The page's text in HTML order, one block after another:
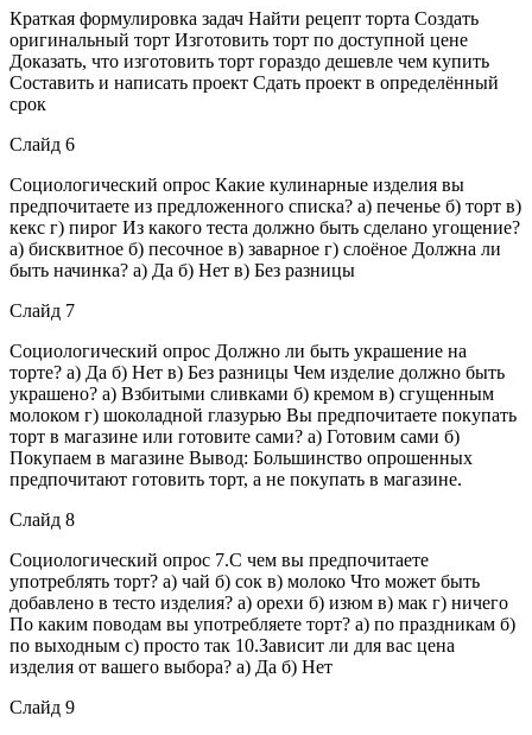
Краткая формулировка задач Найти рецепт торта Создать
оригинальный торт Изготовить торт по доступной цене
Доказать, что изготовить торт гораздо дешевле чем купить
Составить и написать проект Сдать проект в определённый
срок
Слайд 6
Социологический опрос Какие кулинарные изделия вы
предпочитаете из предложенного списка? а) печенье б) торт в)
кекс г) пирог Из какого теста должно быть сделано угощение?
а) бисквитное б) песочное в) заварное г) слоёное Должна ли
быть начинка? а) Да б) Нет в) Без разницы
Слайд 7
Социологический опрос Должно ли быть украшение на
торте? а) Да б) Нет в) Без разницы Чем изделие должно быть
украшено? а) Взбитыми сливками б) кремом в) сгущенным
молоком г) шоколадной глазурью Вы предпочитаете покупать
торт в магазине или готовите сами? а) Готовим сами б)
Покупаем в магазине Вывод: Большинство опрошенных
предпочитают готовить торт, а не покупать в магазине.
Слайд 8
Социологический опрос 7.С чем вы предпочитаете
употреблять торт? а) чай б) сок в) молоко Что может быть
добавлено в тесто изделия? а) орехи б) изюм в) мак г) ничего
По каким поводам вы употребляете торт? а) по праздникам б)
по выходным с) просто так 10.Зависит ли для вас цена
изделия от вашего выбора? а) Да б) Нет
Слайд 9